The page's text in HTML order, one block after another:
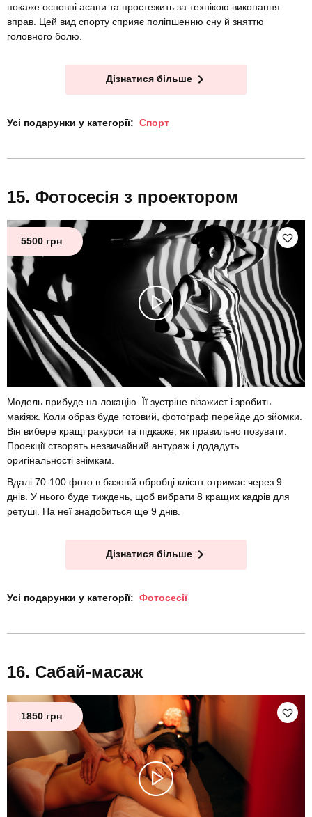
покаже основні асани та простежить за технікою виконання
вправ. Цей вид спорту сприяє поліпшенню сну й зняттю
головного болю.
Дізнатися більше
Усі подарунки у категорії: Спорт
Фотосесія з проектором
5500 грн
Модель прибуде на локацію. Її зустріне візажист і зробить
макіяж. Коли образ буде готовий, фотограф перейде до зйомки.
Він вибере кращі ракурси та підкаже, як правильно позувати.
Проекції створять незвичайний антураж і додадуть
оригінальності знімкам.
Вдалі 70-100 фото в базовій обробці клієнт отримає через 9
днів. У нього буде тиждень, щоб вибрати 8 кращих кадрів для
ретуші. На неї знадобиться ще 9 днів.
Дізнатися більше
Усі подарунки у категорії: Фотосесії
Сабай-масаж
1850 грн